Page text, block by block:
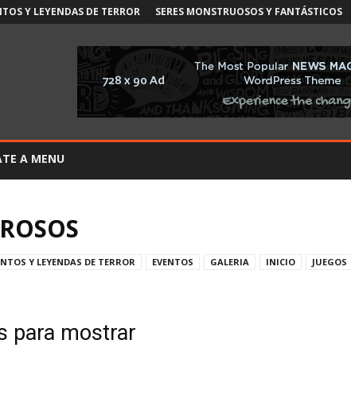
Y LEYENDAS DE TERROR SERES MONSTRUOSOS Y FANTÁSTICOS
A MENU
Y LEYENDAS DE TERROR EVENTOS GALERIA INICIO JUEGOS
para mostrar